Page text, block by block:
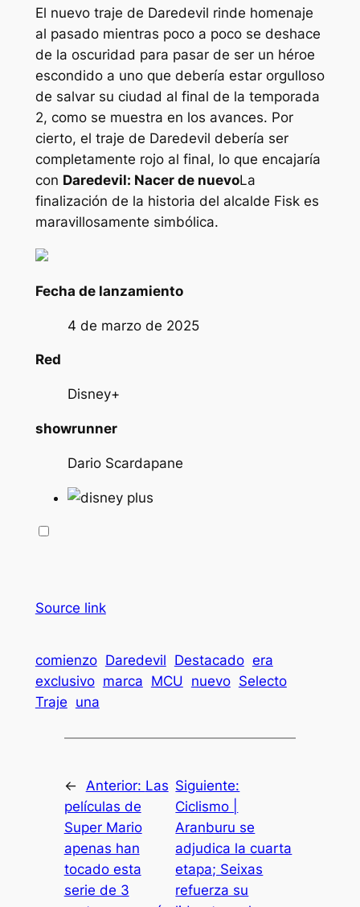
El nuevo traje de Daredevil rinde homenaje
al pasado mientras poco a poco se deshace
de la oscuridad para pasar de ser un héroe
escondido a uno que debería estar orgulloso
de salvar su ciudad al final de la temporada
2, como se muestra en los avances. Por
cierto, el traje de Daredevil debería ser
completamente rojo al final, lo que encajaría
con Daredevil: Nacer de nuevoLa
finalización de la historia del alcalde Fisk es
maravillosamente simbólica.
Fecha de lanzamiento
4 de marzo de 2025
Red
Disney+
showrunner
Dario Scardapane
Source link
comienzo Daredevil Destacado era
exclusivo marca MCU nuevo Selecto
Traje una
← Anterior: Las
películas de
Super Mario
apenas han
tocado esta
serie de 3
Siguiente:
Ciclismo |
Aranburu se
adjudica la cuarta
etapa; Seixas
refuerza su